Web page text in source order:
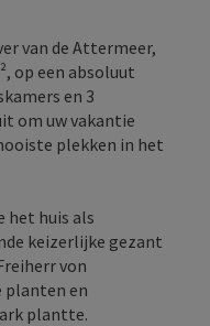
van de Attermeer,
op een absoluut
en 3
om uw vakantie
plekken in het
het huis als
keizerlijke gezant
von
planten en
plantte.